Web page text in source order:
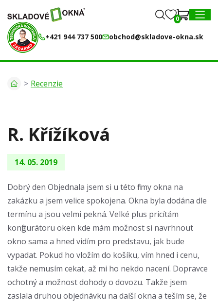
0
+421 944 737 500 obchod@skladove-okna.sk
0
Recenzie
R. Křížíková
14. 05. 2019
Dobrý den Objednala jsem si u této firmy okna na
zakázku a jsem velice spokojena. Okna byla dodána dle
termínu a jsou velmi pekná. Velké plus pricítám
konfigurátoru oken kde mám možnost si navrhnout
okno sama a hned vidím pro predstavu, jak bude
vypadat. Pokud ho vložím do košíku, vím hned i cenu,
takže nemusím cekat, až mi ho nekdo nacení. Dopravce
ochotný a možnost dohody o dovozu. Takže jsem
zaslala druhou objednávku na další okna a teším se, že